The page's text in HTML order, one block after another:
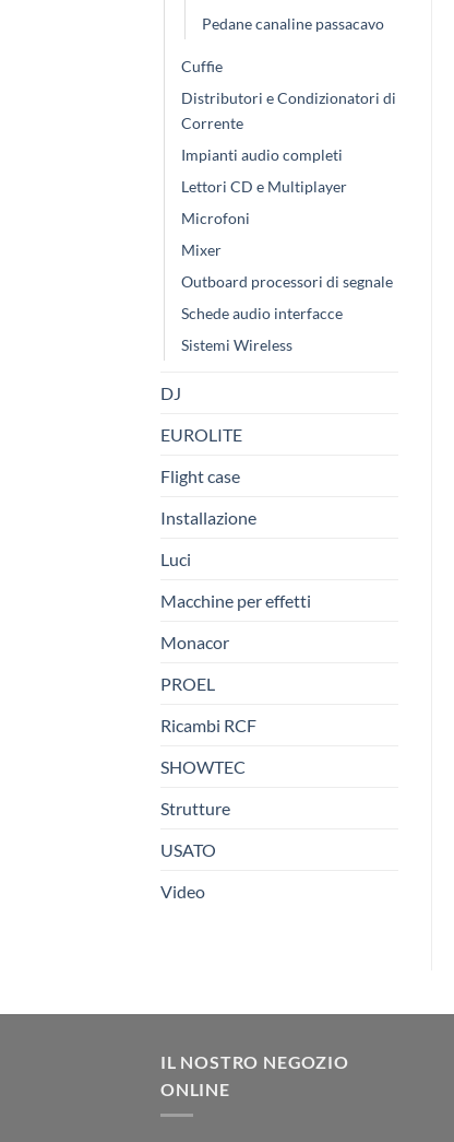
Pedane canaline passacavo
Cuffie
Distributori e Condizionatori di
Corrente
Impianti audio completi
Lettori CD e Multiplayer
Microfoni
Mixer
Outboard processori di segnale
Schede audio interfacce
Sistemi Wireless
DJ
EUROLITE
Flight case
Installazione
Luci
Macchine per effetti
Monacor
PROEL
Ricambi RCF
SHOWTEC
Strutture
USATO
Video
YS207 jack mono ad angolo
IL NOSTRO NEGOZIO
ONLINE